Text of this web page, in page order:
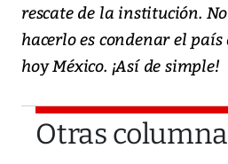
rescate de la institución.
hacerlo es condenar el
hoy México. ¡Así de simple!
Otras